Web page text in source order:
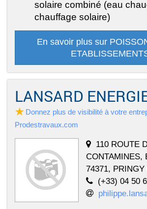
solaire combiné (eau
chauffage solaire)
En savoir plus sur
LANSARD
Donnez plus de visibilité à votre
Prodestravaux.com
110 ROUTE
CONTAMINES,
74371, PRINGY
(+33) 04 50